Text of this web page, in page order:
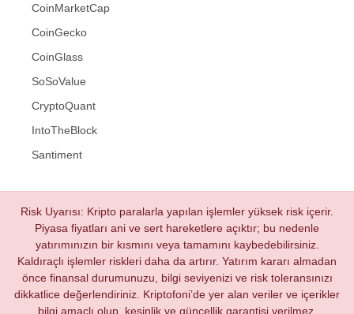
CoinMarketCap
CoinGecko
CoinGlass
SoSoValue
CryptoQuant
IntoTheBlock
Santiment
Risk Uyarısı: Kripto paralarla yapılan işlemler yüksek risk içerir.
Piyasa fiyatları ani ve sert hareketlere açıktır; bu nedenle
yatırımınızın bir kısmını veya tamamını kaybedebilirsiniz.
Kaldıraçlı işlemler riskleri daha da artırır. Yatırım kararı almadan
önce finansal durumunuzu, bilgi seviyenizi ve risk toleransınızı
dikkatlice değerlendiriniz. Kriptofoni’de yer alan veriler ve içerikler
bilgi amaçlı olup, kesinlik ve güncellik garantisi verilmez.